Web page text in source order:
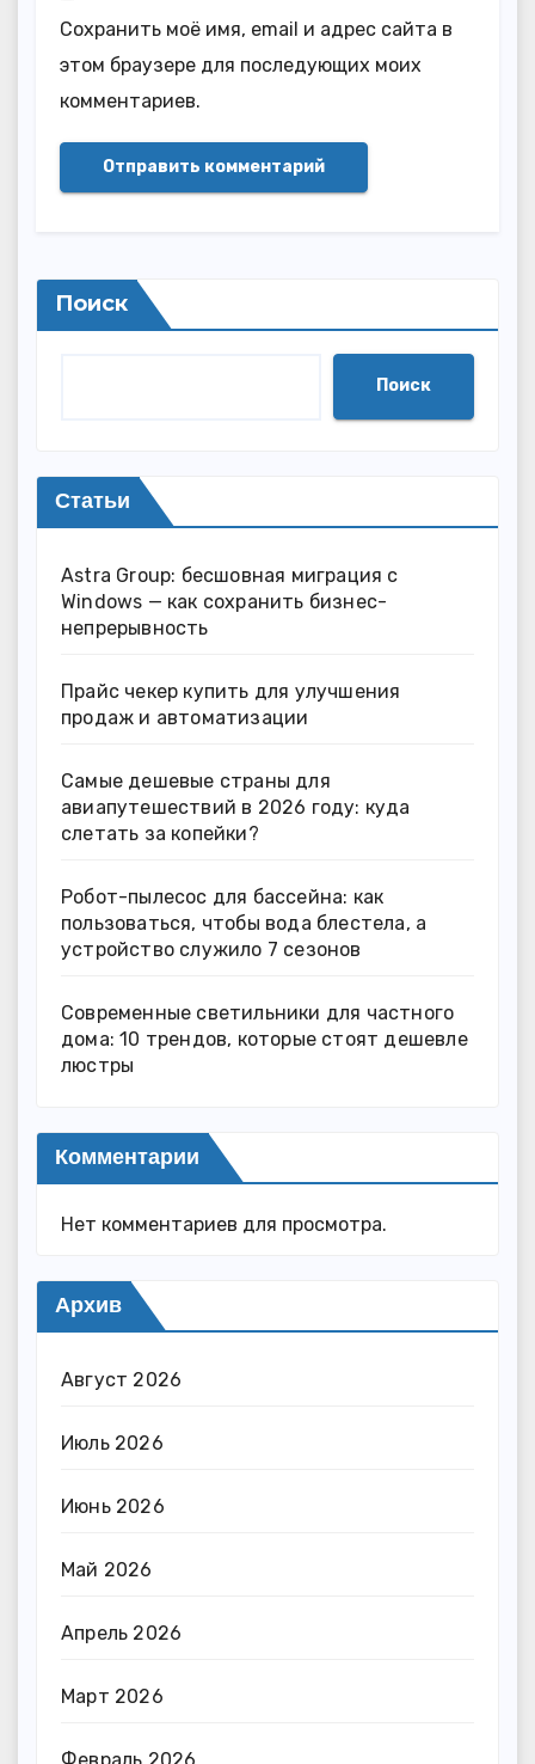
Сохранить моё имя, email и адрес сайта в
этом браузере для последующих моих
комментариев.
Поиск
Поиск
Статьи
Astra Group: бесшовная миграция с
Windows — как сохранить бизнес-
непрерывность
Прайс чекер купить для улучшения
продаж и автоматизации
Самые дешевые страны для
авиапутешествий в 2026 году: куда
слетать за копейки?
Робот-пылесос для бассейна: как
пользоваться, чтобы вода блестела, а
устройство служило 7 сезонов
Современные светильники для частного
дома: 10 трендов, которые стоят дешевле
люстры
Комментарии
Нет комментариев для просмотра.
Архив
Август 2026
Июль 2026
Июнь 2026
Май 2026
Апрель 2026
Март 2026
Февраль 2026